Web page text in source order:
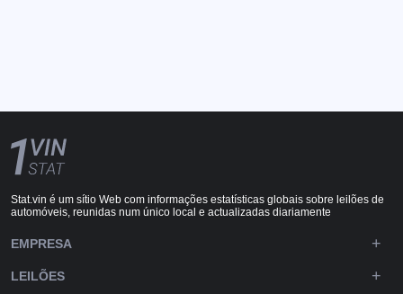
Stat.vin é um sítio Web com informações estatísticas globais sobre leilões de
automóveis, reunidas num único local e actualizadas diariamente
EMPRESA
LEILÕES